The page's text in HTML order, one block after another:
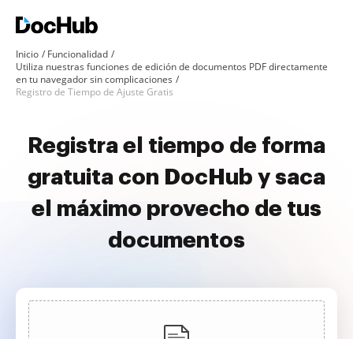
Inicio
Funcionalidad
Utiliza nuestras funciones de edición de documentos PDF directamente
en tu navegador sin complicaciones
Registro de Tiempo de Ajuste Gratis
Registra el tiempo de forma
gratuita con DocHub y saca
el máximo provecho de tus
documentos